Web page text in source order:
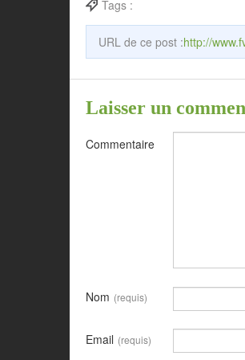
Tags :
URL de ce post :http://
Laisser un
Commentaire
Nom (requis)
Email (requis)